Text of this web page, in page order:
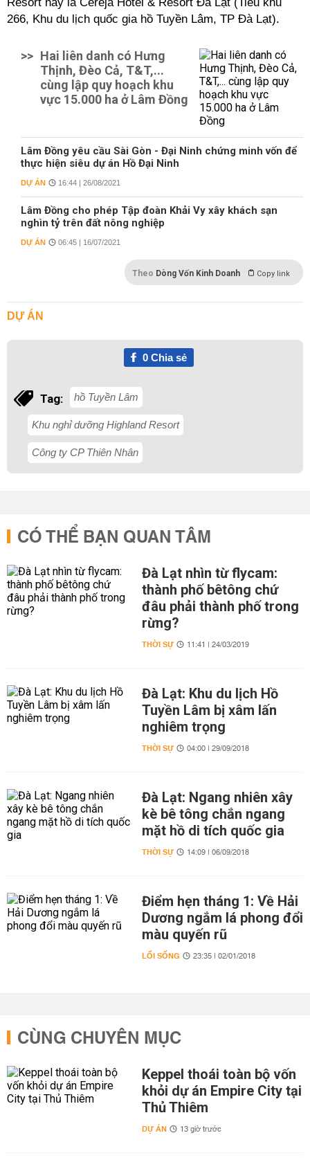
266, Khu du lịch quốc gia hồ Tuyền Lâm, TP Đà Lạt).
>> Hai liên danh có Hưng
Thịnh, Đèo Cả, T&T,...
cùng lập quy hoạch khu
vực 15.000 ha ở Lâm Đồng
Lâm Đồng yêu cầu Sài Gòn - Đại Ninh chứng minh vốn để
thực hiện siêu dự án Hồ Đại Ninh
DỰ ÁN 16:44 | 26/08/2021
Lâm Đồng cho phép Tập đoàn Khải Vy xây khách sạn
nghìn tỷ trên đất nông nghiệp
DỰ ÁN 06:45 | 16/07/2021
Theo Dòng Vốn Kinh Doanh Copy link
DỰ ÁN
0Chia sẻ
Tag: hồ Tuyền Lâm
Khu nghỉ dưỡng Highland Resort
Công ty CP Thiên Nhân
CÓ THỂ BẠN QUAN TÂM
Đà Lạt nhìn từ flycam:
thành phố bêtông chứ
đâu phải thành phố trong
rừng?
THỜI SỰ 11:41 | 24/03/2019
Đà Lạt: Khu du lịch Hồ
Tuyền Lâm bị xâm lấn
nghiêm trọng
THỜI SỰ 04:00 | 29/09/2018
Đà Lạt: Ngang nhiên xây
kè bê tông chắn ngang
mặt hồ di tích quốc gia
THỜI SỰ 14:09 | 06/09/2018
Điểm hẹn tháng 1: Về Hải
Dương ngắm lá phong đổi
màu quyến rũ
LỐI SỐNG 23:35 | 02/01/2018
CÙNG CHUYÊN MỤC
Keppel thoái toàn bộ vốn
khỏi dự án Empire City tại
Thủ Thiêm
DỰ ÁN 13 giờ trước